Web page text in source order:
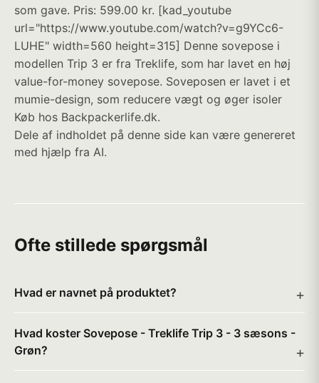
som gave. Pris: 599.00 kr. [kad_youtube
url="https://www.youtube.com/watch?v=g9YCc6-
LUHE" width=560 height=315] Denne sovepose i
modellen Trip 3 er fra Treklife, som har lavet en høj
value-for-money sovepose. Soveposen er lavet i et
mumie-design, som reducere vægt og øger isoler
Køb hos Backpackerlife.dk.
Dele af indholdet på denne side kan være genereret
med hjælp fra AI.
Ofte stillede spørgsmål
Hvad er navnet på produktet?
Hvad koster Sovepose - Treklife Trip 3 - 3 sæsons -
Grøn?